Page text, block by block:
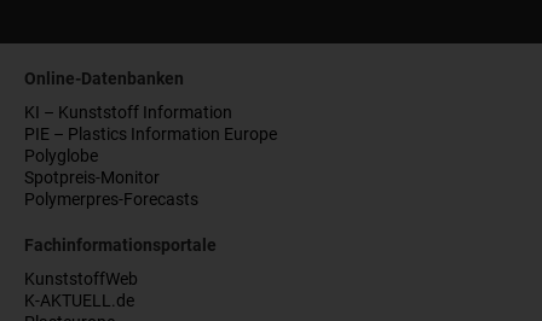
Online-Datenbanken
KI – Kunststoff Information
PIE – Plastics Information Europe
Polyglobe
Spotpreis-Monitor
Polymerpres-Forecasts
Fachinformationsportale
KunststoffWeb
K-AKTUELL.de